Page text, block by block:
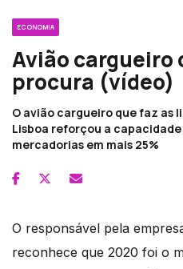
ECONOMIA
Avião cargueiro
procura (vídeo)
O avião cargueiro que faz as
Lisboa reforçou a
mercadorias em mais 25%
O responsável pela
reconhece que 2020 foi o